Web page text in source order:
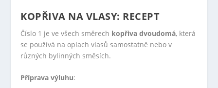
KOPŘIVA NA VLASY: RECEPT
Číslo 1 je ve všech směrech kopřiva dvoudomá, která
se používá na oplach vlasů samostatně nebo v
různých bylinných směsích.
Příprava výluhu: